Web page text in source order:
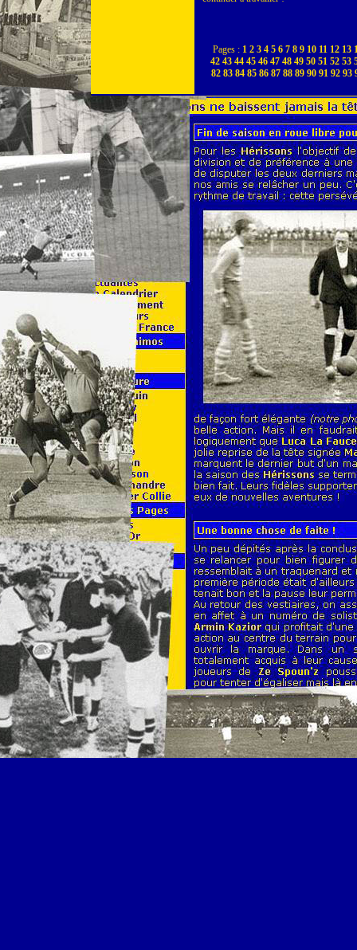
Pages : 1 2 3 4 5 6 7 8 9 10 11 12 13
42 43 44 45 46 47 48 49 50 51 52 53
82 83 84 85 86 87 88 89 90 91 92 93